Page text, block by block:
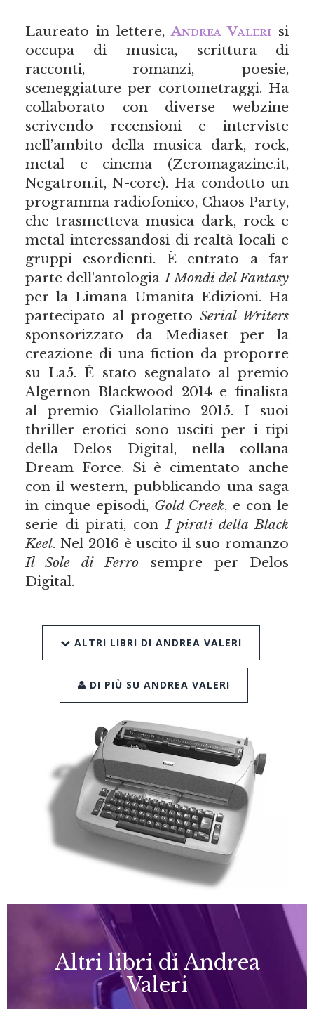
Laureato in lettere,Andrea Valeri si
occupa di musica, scrittura di
racconti, romanzi, poesie,
sceneggiature per cortometraggi. Ha
collaborato con diverse webzine
scrivendo recensioni e interviste
nell’ambito della musica dark, rock,
metal e cinema (Zeromagazine.it,
Negatron.it, N-core). Ha condotto un
programma radiofonico, Chaos Party,
che trasmetteva musica dark, rock e
metal interessandosi di realtà locali e
gruppi esordienti. È entrato a far
parte dell’antologiaI Mondi del Fantasy
per la Limana Umanita Edizioni. Ha
partecipato al progettoSerial Writers
sponsorizzato da Mediaset per la
creazione di una fiction da proporre
su La5. È stato segnalato al premio
Algernon Blackwood 2014 e finalista
al premio Giallolatino 2015. I suoi
thriller erotici sono usciti per i tipi
della Delos Digital, nella collana
Dream Force. Si è cimentato anche
con il western, pubblicando una saga
in cinque episodi, Gold Creek, e con le
serie di pirati, con I pirati della Black
Keel. Nel 2016 è uscito il suo romanzo
Il Sole di Ferro sempre per Delos
Digital.
ALTRI LIBRI DI ANDREA VALERI
DI PIÙ SU ANDREA VALERI
Altri libri di Andrea
Valeri